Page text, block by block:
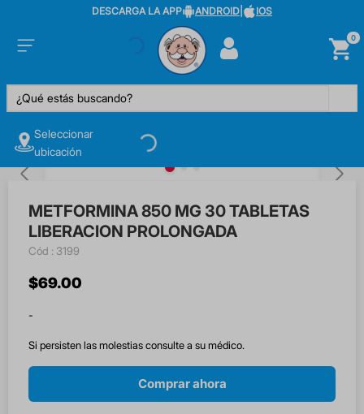
DESCARGA LA APP ANDROID IOS
0
¿Qué estás buscando?
Seleccionar
ubicación
METFORMINA 850 MG 30 TABLETAS
LIBERACION PROLONGADA
: 3199
$69.00
-
Si persisten las molestias consulte a su médico.
Comprar ahora